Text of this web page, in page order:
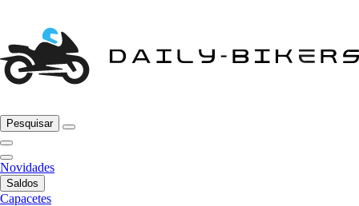
Pesquisar
Novidades
Saldos
Capacetes